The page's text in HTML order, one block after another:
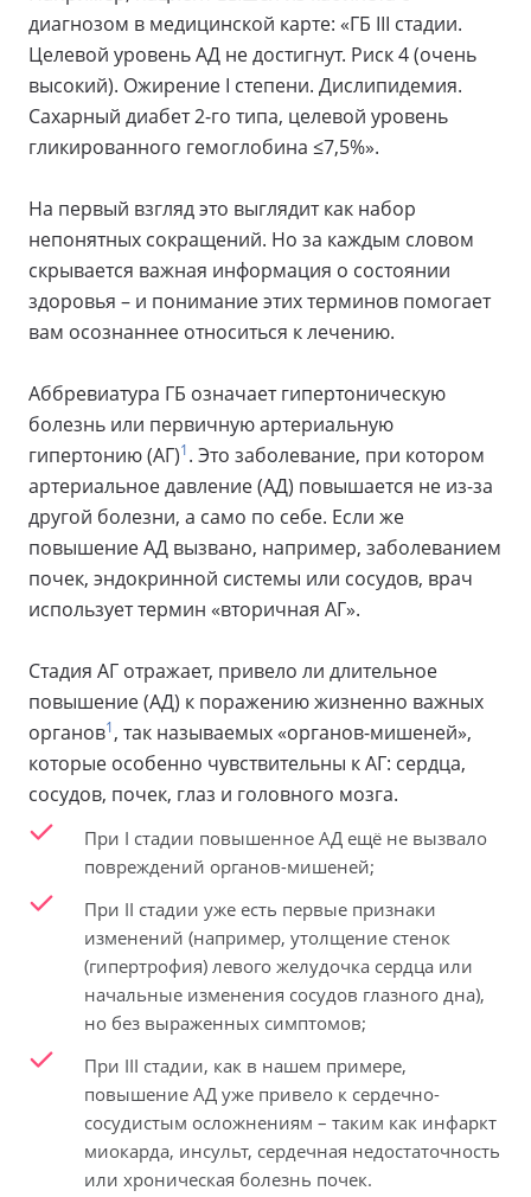
диагнозом в медицинской карте: «ГБ III стадии.
Целевой уровень АД не достигнут. Риск 4 (очень
высокий). Ожирение I степени. Дислипидемия.
Сахарный диабет 2-го типа, целевой уровень
гликированного гемоглобина ≤7,5%».
На первый взгляд это выглядит как набор
непонятных сокращений. Но за каждым словом
скрывается важная информация о состоянии
здоровья – и понимание этих терминов помогает
вам осознаннее относиться к лечению.
Аббревиатура ГБ означает гипертоническую
болезнь или первичную артериальную
гипертонию (АГ)1. Это заболевание, при котором
артериальное давление (АД) повышается не из-за
другой болезни, а само по себе. Если же
повышение АД вызвано, например, заболеванием
почек, эндокринной системы или сосудов, врач
использует термин «вторичная АГ».
Стадия АГ отражает, привело ли длительное
повышение (АД) к поражению жизненно важных
органов1, так называемых «органов-мишеней»,
которые особенно чувствительны к АГ: сердца,
сосудов, почек, глаз и головного мозга.
При I стадии повышенное АД ещё не вызвало
повреждений органов-мишеней;
При II стадии уже есть первые признаки
изменений (например, утолщение стенок
(гипертрофия) левого желудочка сердца или
начальные изменения сосудов глазного дна),
но без выраженных симптомов;
При III стадии, как в нашем примере,
повышение АД уже привело к сердечно-
сосудистым осложнениям – таким как инфаркт
миокарда, инсульт, сердечная недостаточность
или хроническая болезнь почек.